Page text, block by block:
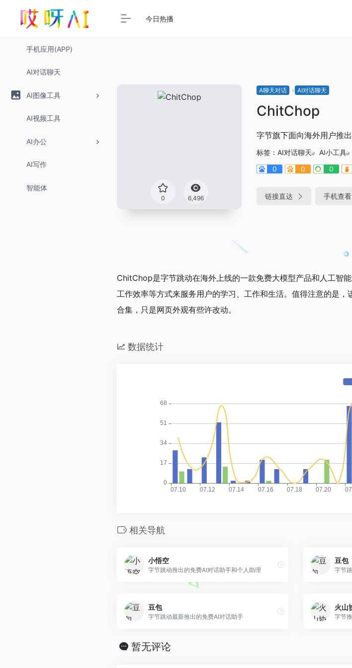
手机应用(APP)
AI对话聊天
AI图像工具
AI视频工具
AI办公
AI写作
智能体
今日热播
0 6,496
A聊天对话 AI对话聊天
ChitChop
字节旗下面向海外用户推
标签： AI对话聊天 AI小工具
0
0 0
链接直达 手机查看
ChitChop是字节跳动在海外上线的一款免费大模型产品和人工智
工作效率等方式来服务用户的学习、工作和生活。值得注意的是
合集，只是网页外观有些许改动。
数据统计
相关导航
小悟空
字节跳动推出的免费AI对话助手和个人助理
豆包
字节
豆包
字节跳动最新推出的免费AI对话助手
火山
字节
暂无评论